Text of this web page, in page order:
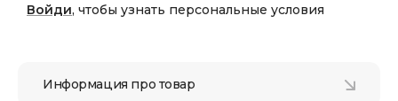
Войди, чтобы узнать персональные условия
Информация про товар